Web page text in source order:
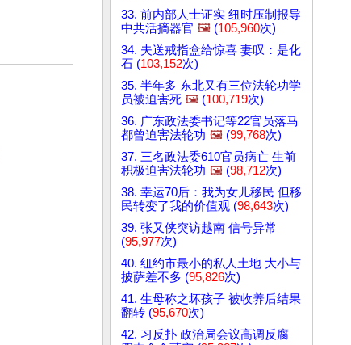
33. 前内部人士证实 纽时压制报导
中共活摘器官 🖼️ (105,960次)
34. 夫送戒指盒给惊喜 妻叹：是化
石 (103,152次)
35. 半年多 东北又有三位法轮功学
员被迫害死 🖼️ (100,719次)
36. 广东政法委书记等22官员落马
都曾迫害法轮功 🖼️ (99,768次)
37. 三名政法委610官员病亡 生前
积极迫害法轮功 🖼️ (98,712次)
38. 幸运70后：我为女儿移民 但移
民转变了我的价值观 (98,643次)
39. 张又侠突访越南 信号异常
(95,977次)
40. 纽约市最小的私人土地 大小与
披萨差不多 (95,826次)
41. 生母称之坏孩子 被收养后结果
翻转 (95,670次)
42. 习反扑 政治局会议高调反腐